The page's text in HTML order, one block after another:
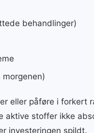
behandlinger)
morgenen)
eller påføre i forkert
aktive stoffer ikke
investeringen spildt.